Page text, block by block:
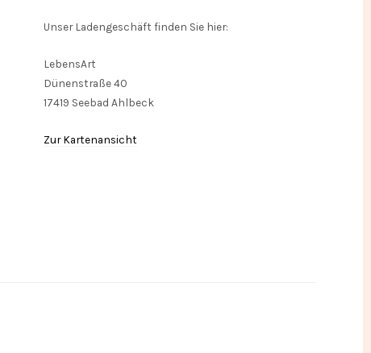
Unser Ladengeschäft finden Sie hier:
LebensArt
Dünenstraße 40
17419 Seebad Ahlbeck
Zur Kartenansicht